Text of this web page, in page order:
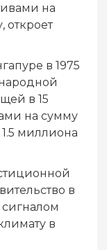
на
откроет
в 1975
в 15
на сумму
миллиона
в
в